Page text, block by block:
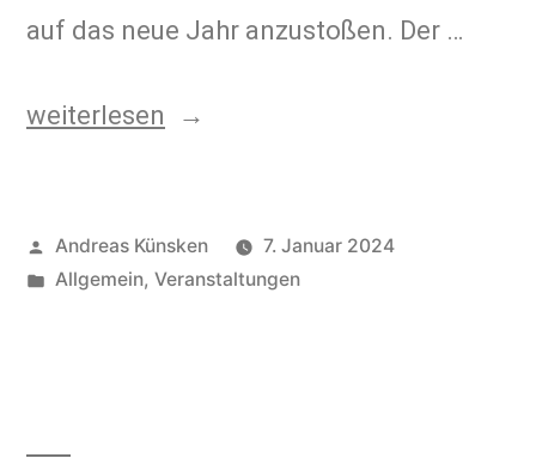
auf das neue Jahr anzustoßen. Der …
weiterlesen
Andreas Künsken
7. Januar 2024
Allgemein, Veranstaltungen